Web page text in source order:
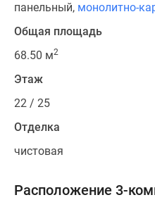
панельный, монолитно-
Общая площадь
68.50 м2
Этаж
22 / 25
Отделка
чистовая
Расположение 3-